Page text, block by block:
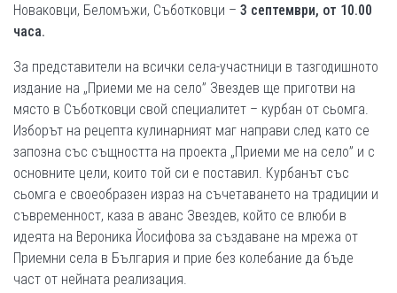
Новаковци, Беломъжи, Съботковци – 3 септември, от 10.00
часа.
За представители на всички села-участници в тазгодишното
издание на „Приеми ме на село” Звездев ще приготви на
място в Съботковци свой специалитет – курбан от сьомга.
Изборът на рецепта кулинарният маг направи след като се
запозна със същността на проекта „Приеми ме на село” и с
основните цели, които той си е поставил. Курбанът със
сьомга е своеобразен израз на съчетаването на традиции и
съвременност, каза в аванс Звездев, който се влюби в
идеята на Вероника Йосифова за създаване на мрежа от
Приемни села в България и прие без колебание да бъде
част от нейната реализация.